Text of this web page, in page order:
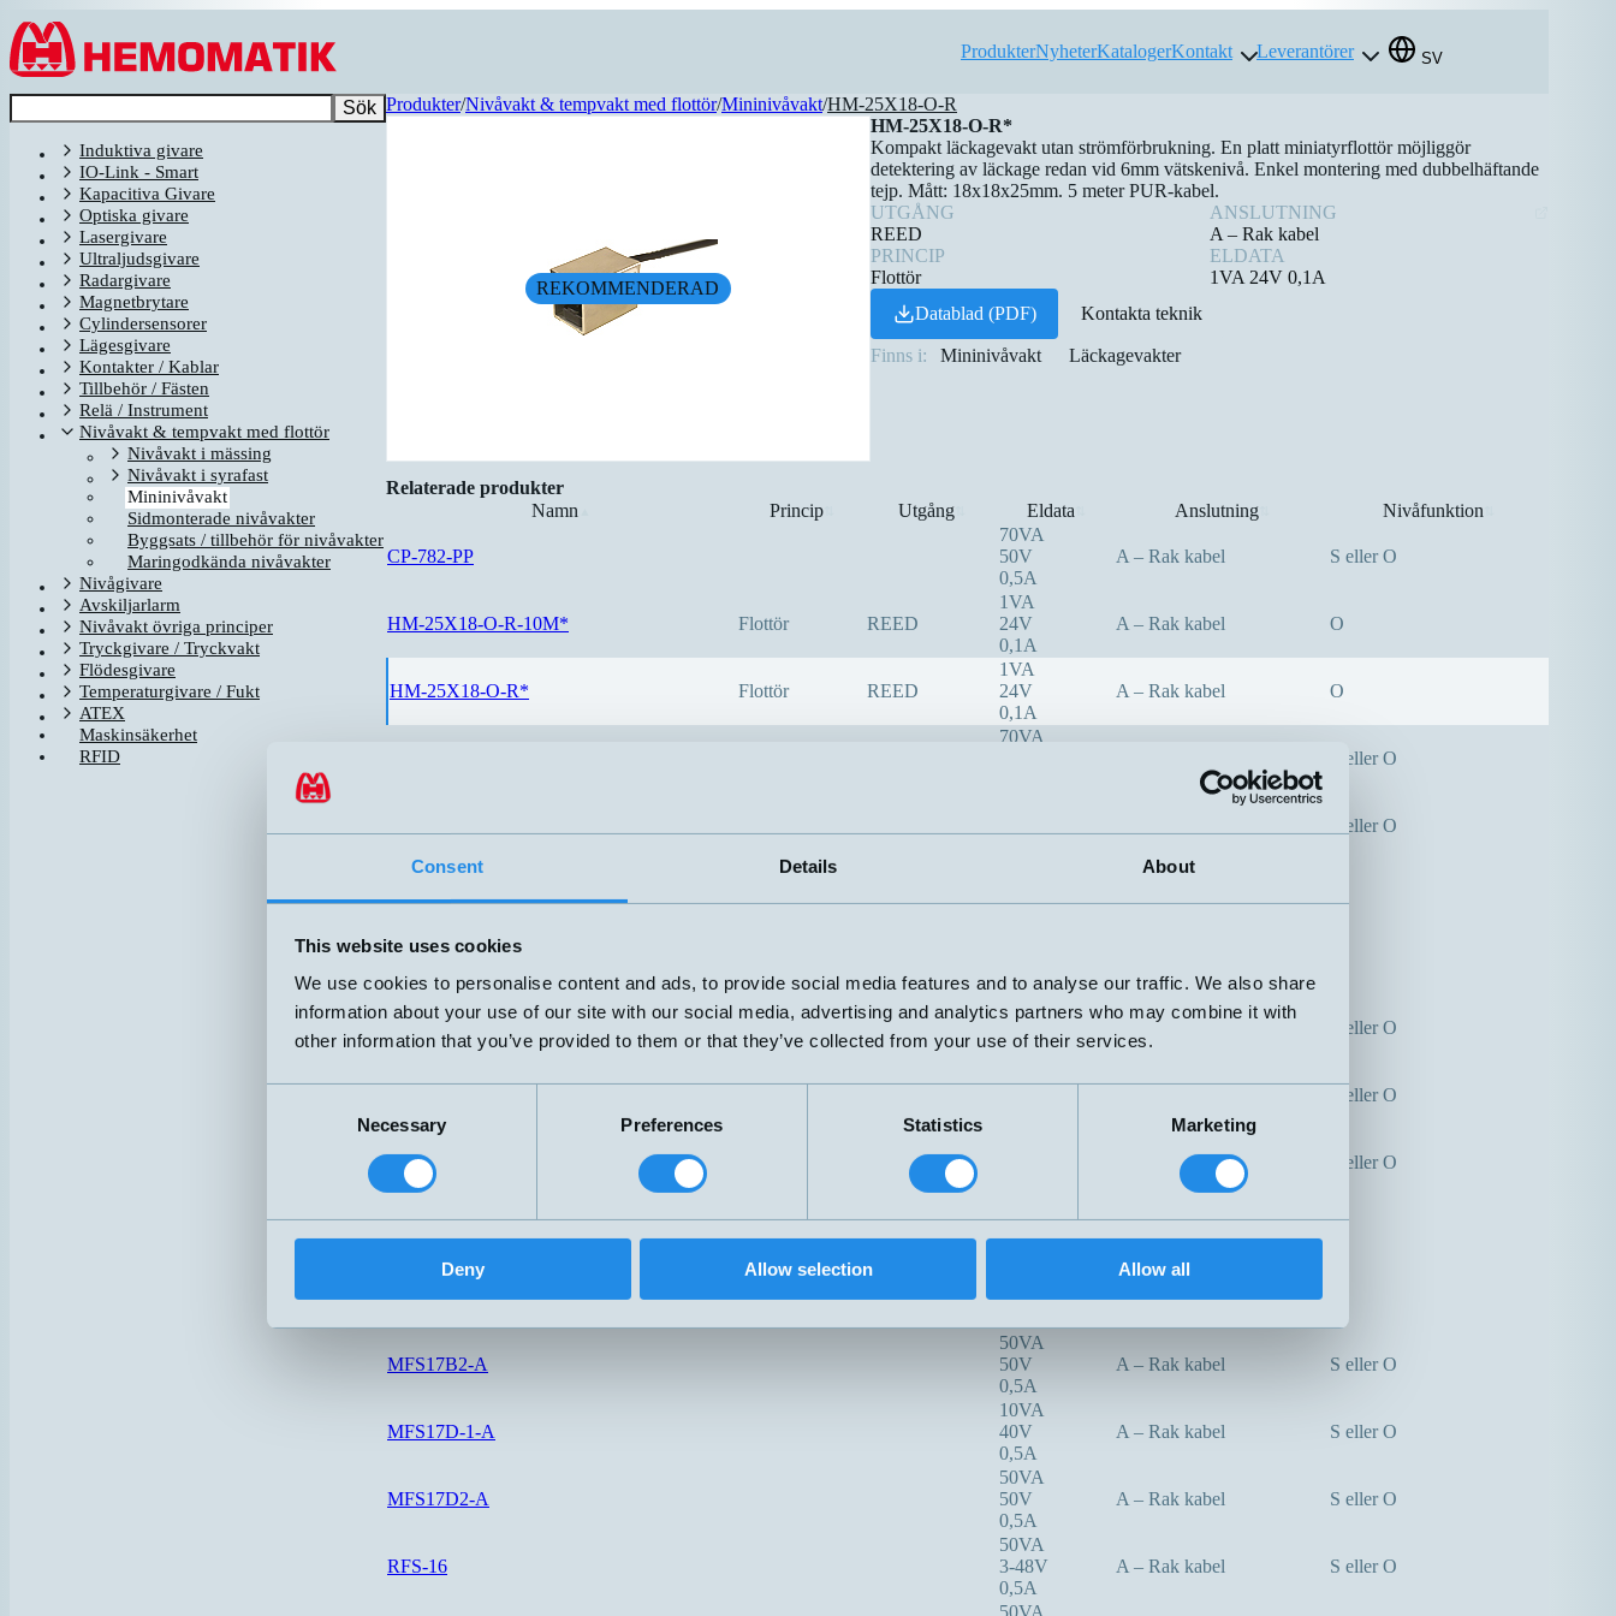
Consent Details About
This website uses cookies
We use cookies to personalise content and ads, to provide social media features and to analyse our traffic. We also share
information about your use of our site with our social media, advertising and analytics partners who may combine it with
other information that you’ve provided to them or that they’ve collected from your use of their services.
Necessary Preferences Statistics Marketing
Deny Allow selection Allow all
Hoppa till innehållet
ProdukterNyheterKatalogerKontakt Leverantörer SV
Sök
Induktiva givare
IO-Link - Smart
Kapacitiva Givare
Optiska givare
Lasergivare
Ultraljudsgivare
Radargivare
Magnetbrytare
Cylindersensorer
Lägesgivare
Kontakter / Kablar
Tillbehör / Fästen
Relä / Instrument
Nivåvakt & tempvakt med flottör
Nivåvakt i mässing
Nivåvakt i syrafast
Mininivåvakt
Sidmonterade nivåvakter
Byggsats / tillbehör för nivåvakter
Maringodkända nivåvakter
Nivågivare
Avskiljarlarm
Nivåvakt övriga principer
Tryckgivare / Tryckvakt
Flödesgivare
Temperaturgivare / Fukt
ATEX
Maskinsäkerhet
RFID
Produkter/Nivåvakt & tempvakt med flottör/Mininivåvakt/HM-25X18-O-R
REKOMMENDERAD
HM-25X18-O-R*
Kompakt läckagevakt utan strömförbrukning. En platt miniatyrflottör möjliggör
detektering av läckage redan vid 6mm vätskenivå. Enkel montering med dubbelhäftande
tejp. Mått: 18x18x25mm. 5 meter PUR-kabel.
UTGÅNG
REED
ANSLUTNING
A – Rak kabel
PRINCIP
Flottör
ELDATA
1VA 24V 0,1A
Datablad (PDF)
Kontakta teknik
Finns i: Mininivåvakt Läckagevakter
Relaterade produkter
Namn
Princip⇅ Utgång Eldata Anslutning⇅ Nivåfunktion
CP-782-PP
70VA
50V
0,5A
A – Rak kabel S eller O
HM-25X18-O-R-10M* Flottör REED
1VA
24V
0,1A
A – Rak kabel O
HM-25X18-O-R* Flottör REED
1VA
24V
0,1A
A – Rak kabel O
70VA
S eller O
S eller O
1A
HM57-BFJ-A-5M
80VA
50V
1,3A
A – Rak kabel S eller O
S eller O
HS28-A-PUR-5M A – Rak kabel S eller O
MFS17A-1-S
50V
A – Rak kabel
MFS17B2-A
50VA
50V
0,5A
A – Rak kabel S eller O
MFS17D-1-A
10VA
40V
0,5A
A – Rak kabel S eller O
MFS17D2-A
50VA
50V
0,5A
A – Rak kabel S eller O
RFS-16
50VA
3-48V
0,5A
A – Rak kabel S eller O